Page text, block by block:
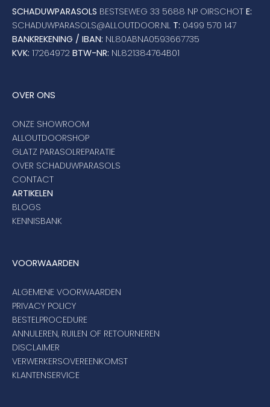
SCHADUWPARASOLS BESTSEWEG 33 5688 NP OIRSCHOT E:
SCHADUWPARASOLS@ALLOUTDOOR.NL T: 0499 570 147
BANKREKENING / IBAN: NL80ABNA0593667735
KVK: 17264972 BTW-NR: NL821384764B01
OVER ONS
ONZE SHOWROOM
ALLOUTDOORSHOP
GLATZ PARASOLREPARATIE
OVER SCHADUWPARASOLS
CONTACT
ARTIKELEN
BLOGS
KENNISBANK
VOORWAARDEN
ALGEMENE VOORWAARDEN
PRIVACY POLICY
BESTELPROCEDURE
ANNULEREN, RUILEN OF RETOURNEREN
DISCLAIMER
VERWERKERSOVEREENKOMST
KLANTENSERVICE